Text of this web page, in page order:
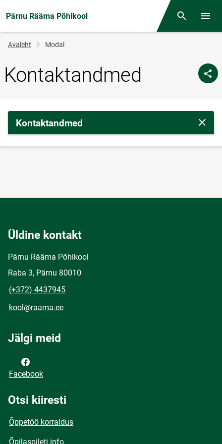
Pärnu Rääma Põhikool Otsing
Jälglink
Avaleht Modal
Kontaktandmed
Kontaktandmed Sulge
Üldine kontakt
Pärnu Rääma Põhikool
Raba 3, Pärnu 80010
(+372) 4437945
kool@raama.ee
Jälgi meid
Facebook
Otsi kiiresti
Õppetöö korraldus
Õpilaspileti info